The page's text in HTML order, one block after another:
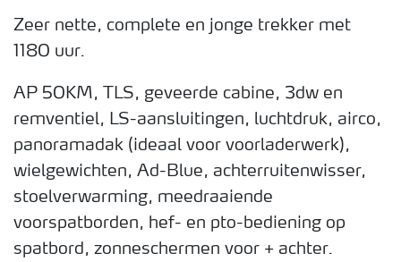
Zeer nette, complete en jonge trekker met
1180 uur.
AP 50KM, TLS, geveerde cabine, 3dw en
remventiel, LS-aansluitingen, luchtdruk, airco,
panoramadak (ideaal voor voorladerwerk),
wielgewichten, Ad-Blue, achterruitenwisser,
stoelverwarming, meedraaiende
voorspatborden, hef- en pto-bediening op
spatbord, zonneschermen voor + achter.